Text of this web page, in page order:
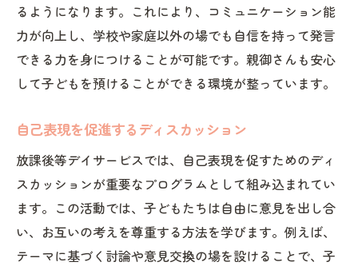
るようになります。これにより、コミュニケーション能
力が向上し、学校や家庭以外の場でも自信を持って発言
できる力を身につけることが可能です。親御さんも安心
して子どもを預けることができる環境が整っています。
自己表現を促進するディスカッション
放課後等デイサービスでは、自己表現を促すためのディ
スカッションが重要なプログラムとして組み込まれてい
ます。この活動では、子どもたちは自由に意見を出し合
い、お互いの考えを尊重する方法を学びます。例えば、
テーマに基づく討論や意見交換の場を設けることで、子